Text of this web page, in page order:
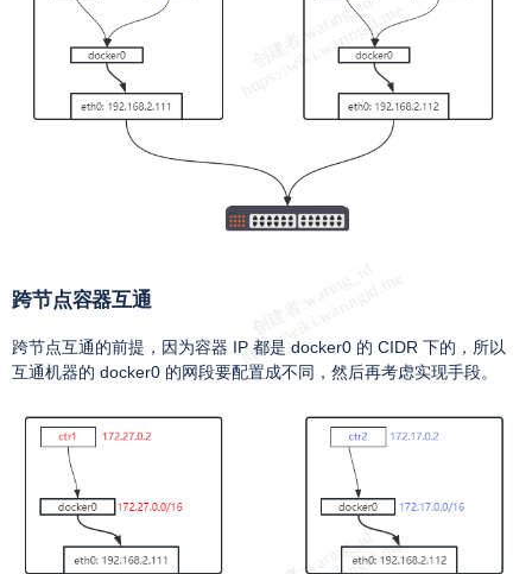
跨节点容器互通
跨节点互通的前提，因为容器 IP 都是 docker0 的 CIDR 下的，所以
互通机器的 docker0 的网段要配置成不同，然后再考虑实现手段。